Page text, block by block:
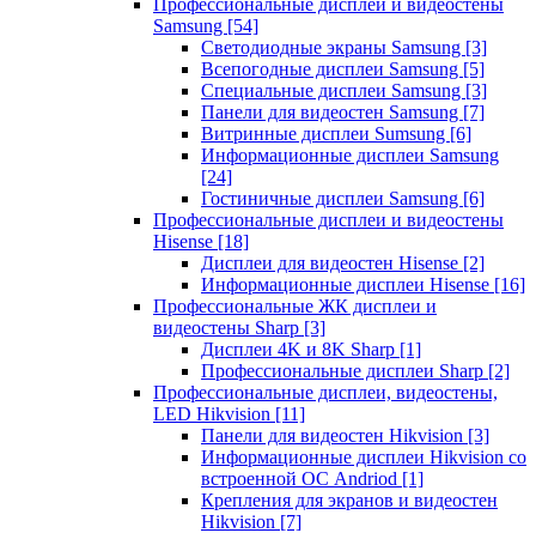
Профессиональные дисплеи и видеостены
Samsung [54]
Светодиодные экраны Samsung [3]
Всепогодные дисплеи Samsung [5]
Специальные дисплеи Samsung [3]
Панели для видеостен Samsung [7]
Витринные дисплеи Sumsung [6]
Информационные дисплеи Samsung
[24]
Гостиничные дисплеи Samsung [6]
Профессиональные дисплеи и видеостены
Hisense [18]
Дисплеи для видеостен Hisense [2]
Информационные дисплеи Hisense [16]
Профессиональные ЖК дисплеи и
видеостены Sharp [3]
Дисплеи 4K и 8K Sharp [1]
Профессиональные дисплеи Sharp [2]
Профессиональные дисплеи, видеостены,
LED Hikvision [11]
Панели для видеостен Hikvision [3]
Информационные дисплеи Hikvision со
встроенной ОС Andriod [1]
Крепления для экранов и видеостен
Hikvision [7]